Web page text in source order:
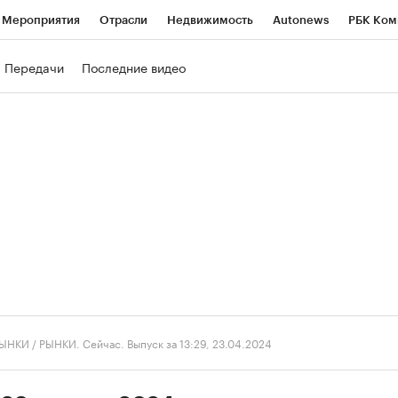
Мероприятия Отрасли Недвижимость Autonews РБК
Передачи Последние видео
/ РЫНКИ. Сейчас. Выпуск за 13:29, 23.04.2024